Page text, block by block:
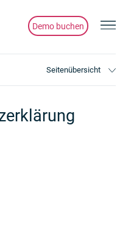
Demo buchen
Seitenübersicht